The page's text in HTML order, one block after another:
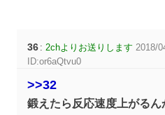
36 : 2chよりお送りします 2018/
ID:or6aQtvu0
>>32
鍛えたら反応速度上がるん